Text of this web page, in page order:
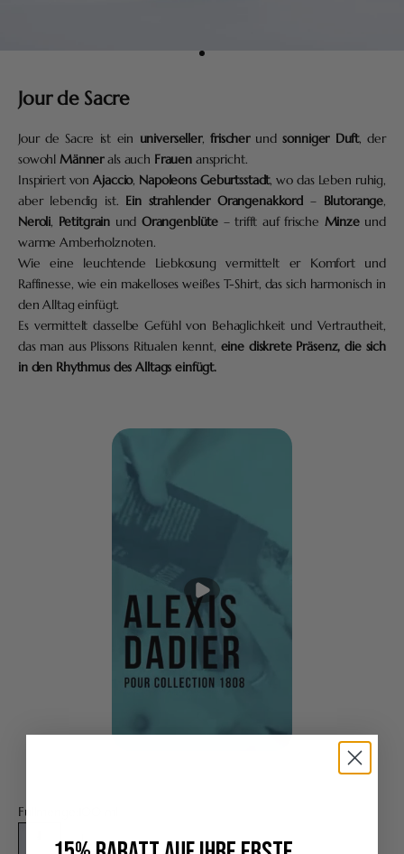
Gehe zu Element 7
Jour de Sacre
Jour de Sacre ist ein universeller,frischerundsonniger Duft, der
sowohlMännerals auch Frauenanspricht.
Inspiriert vonAjaccio, Napoleons Geburtsstadt, wo das Leben ruhig,
aber lebendig ist. Ein strahlender Orangenakkord – Blutorange,
Neroli, Petitgrain und Orangenblüte – trifft auf frische Minzeund
warme Amberholznoten.
Wie eine leuchtende Liebkosung vermittelt er Komfort und
Raffinesse, wie ein makelloses weißes T-Shirt, das sich harmonisch in
den Alltag einfügt.
Es vermittelt dasselbe Gefühl von Behaglichkeit und Vertrautheit,
das man aus Plissons Ritualen kennt, eine diskrete Präsenz, die sich
in den Rhythmus des Alltags einfügt.
Füllmenge: